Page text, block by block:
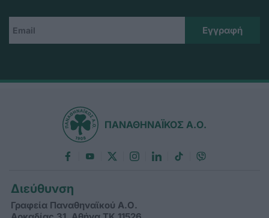
ΠΑΝΑΘΗΝΑΪΚΟΣ Α.Ο.
Διεύθυνση
Γραφεία Παναθηναϊκού Α.Ο.